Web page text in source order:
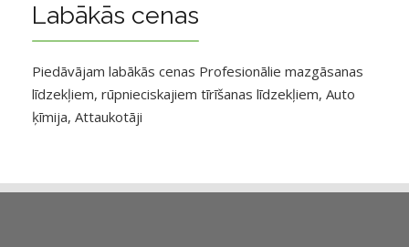
Labākās cenas
Piedāvājam labākās cenas Profesionālie mazgāsanas
līdzekļiem, rūpnieciskajiem tīrīšanas līdzekļiem, Auto
ķīmija, Attaukotāji